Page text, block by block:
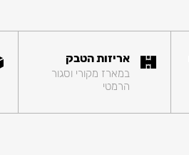
אריזות הטבק
במארז מקורי וסגור
הרמטי